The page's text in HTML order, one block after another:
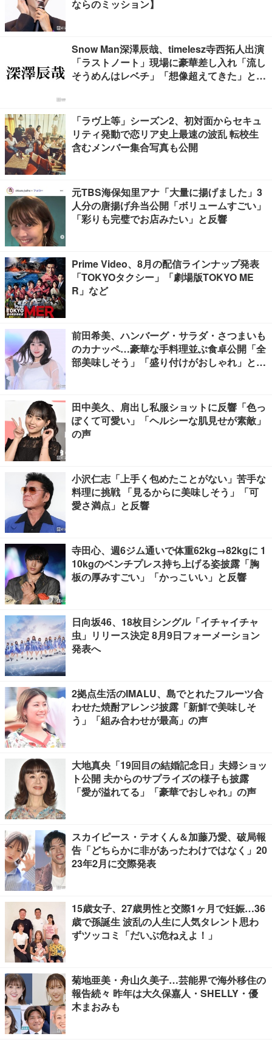
ならのミッション】
Snow Man深澤辰哉、timelesz寺西拓人出演
「ラストノート」現場に豪華差し入れ「流し
そうめんはレベチ」「想像超えてきた」と絶
「ラヴ上等」シーズン2、初対面からセキュ
リティ発動で恋リア史上最速の波乱 転校生
含むメンバー集合写真も公開
元TBS海保知里アナ「大量に揚げました」3
人分の唐揚げ弁当公開「ボリュームすごい」
「彩りも完璧でお店みたい」と反響
Prime Video、8月の配信ラインナップ発表
「TOKYOタクシー」「劇場版TOKYO ME
R」など
前田希美、ハンバーグ・サラダ・さつまいも
のカナッペ…豪華な手料理並ぶ食卓公開「全
部美味しそう」「盛り付けがおしゃれ」と絶
田中美久、肩出し私服ショットに反響「色っ
ぽくて可愛い」「ヘルシーな肌見せが素敵」
の声
小沢仁志「上手く包めたことがない」苦手な
料理に挑戦 「見るからに美味しそう」「可
愛さ満点」と反響
寺田心、週6ジム通いで体重62kg→82kgに 1
10kgのベンチプレス持ち上げる姿披露「胸
板の厚みすごい」「かっこいい」と反響
日向坂46、18枚目シングル「イチャイチャ
虫」リリース決定 8月9日フォーメーション
発表へ
2拠点生活のIMALU、島でとれたフルーツ合
わせた焼酎アレンジ披露「新鮮で美味しそ
う」「組み合わせが最高」の声
大地真央「19回目の結婚記念日」夫婦ショッ
ト公開 夫からのサプライズの様子も披露
「愛が溢れてる」「豪華でおしゃれ」の声
スカイピース・テオくん＆加藤乃愛、破局報
告「どちらかに非があったわけではなく」20
23年2月に交際発表
15歳女子、27歳男性と交際1ヶ月で妊娠…36
歳で孫誕生 波乱の人生に人気タレント思わ
ずツッコミ「だいぶ危ねえよ！」
菊地亜美・舟山久美子…芸能界で海外移住の
報告続々 昨年は大久保嘉人・SHELLY・優
木まおみも